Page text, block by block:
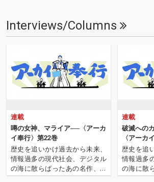
Interviews/Columns
連載
噂の女神、マライア──〈アーカ
イ奉行〉第22巻
歴史を追いかけ過去から未来、
情報過多の現代社会、デジタル
の海に散らばったあの名作、こ
の名作たちをひとつにまとめる
連載
破滅への
〈アーカ
歴史を追
情報過多
の海に散
の名作た